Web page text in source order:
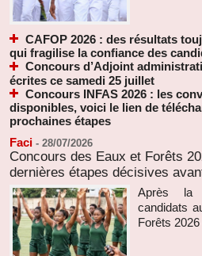
CAFOP 2026 : des résultats
qui fragilise la confiance des
Concours d’Adjoint
écrites ce samedi 25 juillet
Concours INFAS 2026 : les
disponibles, voici le lien de
prochaines étapes
Faci - 28/07/2026
Concours des Eaux et Forêts
dernières étapes décisives
Après la
candidats
Forêts